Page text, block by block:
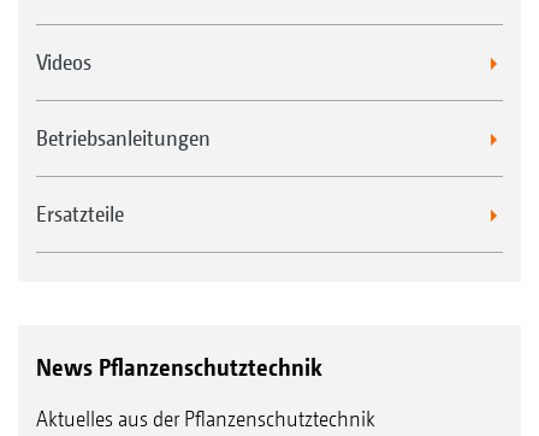
Videos
Betriebsanleitungen
Ersatzteile
News Pflanzenschutztechnik
Aktuelles aus der Pflanzenschutztechnik